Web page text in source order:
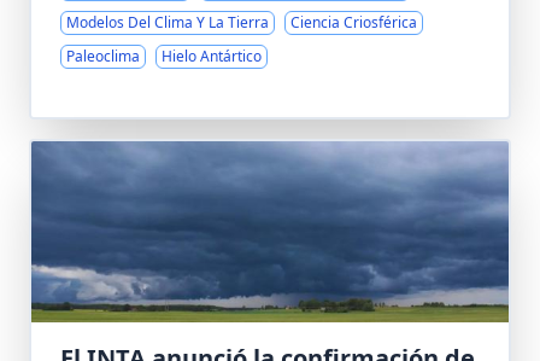
Modelos Del Clima Y La Tierra
Ciencia Criosférica
Paleoclima
Hielo Antártico